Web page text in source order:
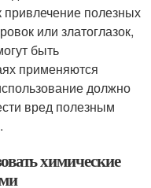
привлечение полезных
или златоглазок,
быть
применяются
должно
вред полезным
химические